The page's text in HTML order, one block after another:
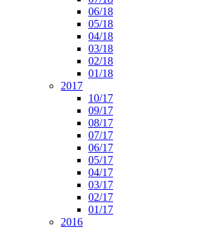
06/18
05/18
04/18
03/18
02/18
01/18
2017
10/17
09/17
08/17
07/17
06/17
05/17
04/17
03/17
02/17
01/17
2016